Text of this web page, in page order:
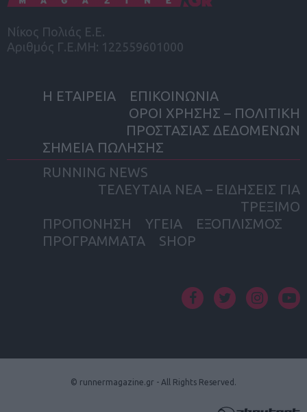
Νίκος Πολιάς Ε.Ε.
Αριθμός Γ.Ε.ΜΗ: 122559601000
Η ΕΤΑΙΡΕΙΑ
ΕΠΙΚΟΙΝΩΝΙΑ
ΟΡΟΙ ΧΡΗΣΗΣ – ΠΟΛΙΤΙΚΗ
ΠΡΟΣΤΑΣΙΑΣ ΔΕΔΟΜΕΝΩΝ
ΣΗΜΕΙΑ ΠΩΛΗΣΗΣ
RUNNING NEWS
ΤΕΛΕΥΤΑΙΑ ΝΕΑ – ΕΙΔΗΣΕΙΣ ΓΙΑ
ΤΡΕΞΙΜΟ
ΠΡΟΠΟΝΗΣΗ
ΥΓΕΙΑ
ΕΞΟΠΛΙΣΜΟΣ
ΠΡΟΓΡΑΜΜΑΤΑ
SHOP
© runnermagazine.gr - All Rights Reserved.